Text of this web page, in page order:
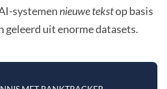
systemennieuwe tekstop basis
geleerd uit enorme datasets.